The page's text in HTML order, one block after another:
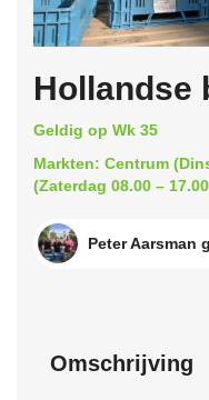
Hollandse
Geldig op Wk 35
Markten: Centrum
(Zaterdag 08.00 –
Peter Aarsman
Omschrijving